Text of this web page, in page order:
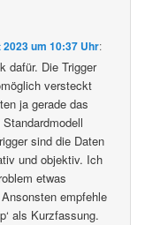
um 10:37 Uhr:
dafür. Die Trigger
versteckt
ja gerade das
sind die Daten
und objektiv. Ich
etwas
empfehle
als Kurzfassung.